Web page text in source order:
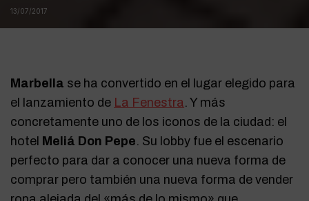
13/07/2017
Marbella se ha convertido en el lugar elegido para
el lanzamiento de La Fenestra. Y más
concretamente uno de los iconos de la ciudad: el
hotel Meliá Don Pepe. Su lobby fue el escenario
perfecto para dar a conocer una nueva forma de
comprar pero también una nueva forma de vender